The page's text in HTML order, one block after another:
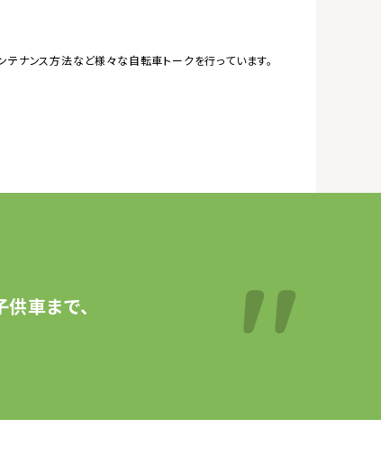
テナンス方法など様々な自転車トークを行っています。
車まで、